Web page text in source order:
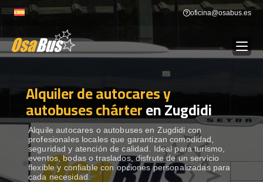
to
oficina@osabus.es
ALQUILER DE AUTOCARES
DESTINOS Show dropdown
RECORRIDAS Show dropdown
Alquiler de autocares y
autobuses chárteren Zugdidi
Alquile autocares o autobuses en Zugdidi con
profesionales locales que garantizan comodidad,
seguridad y atención de calidad. Ideal para turismo,
eventos, bodas o traslados, disfrute de un servicio
flexible y confiable con opciones personalizadas para
cada necesidad.